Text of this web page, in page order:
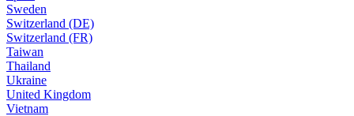
Sweden
Switzerland (DE)
Switzerland (FR)
Taiwan
Thailand
Ukraine
United Kingdom
Vietnam